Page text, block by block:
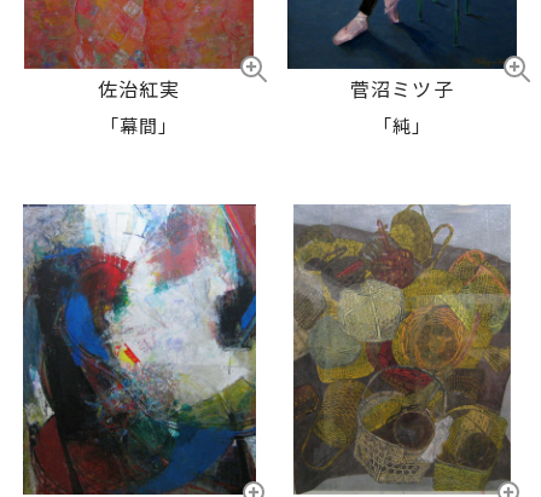
佐治紅実
「幕間」
菅沼ミツ子
「純」